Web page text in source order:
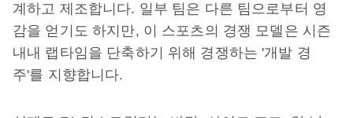
계하고 제조합니다. 일부 팀은 다른 팀으로부터 영
감을 얻기도 하지만, 이 스포츠의 경쟁 모델은 시즌
내내 랩타임을 단축하기 위해 경쟁하는 '개발 경
주'를 지향합니다.